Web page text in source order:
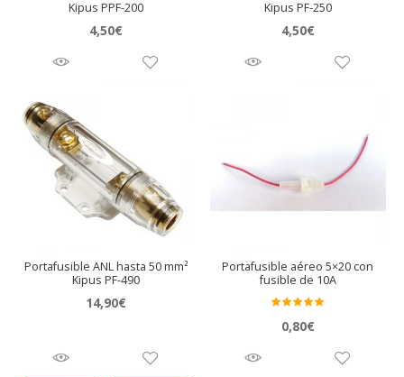
Kipus PPF-200
4,50€
Kipus PF-250
4,50€
Portafusible ANL hasta 50 mm²
Kipus PF-490
14,90€
Portafusible aéreo 5×20 con
fusible de 10A
do en
0,80€